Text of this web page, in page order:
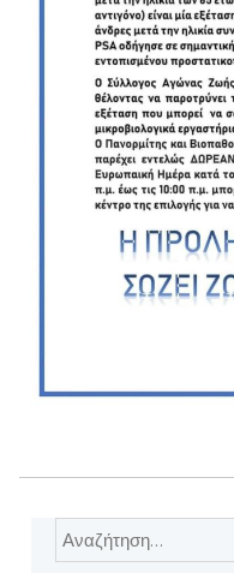
Αναζήτηση
για: